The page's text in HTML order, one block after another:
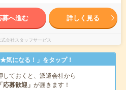
募へ進む 詳しく見る
式会社スタッフサービス
気になる！」をタップ！
しておくと、派遣会社から
「応募歓迎」 が届きます！